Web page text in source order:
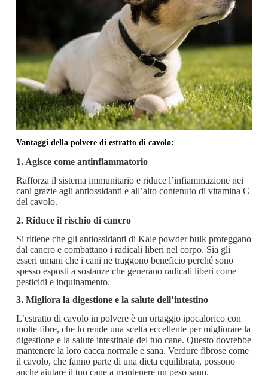
Vantaggi della polvere di estratto di cavolo:
1. Agisce come antinfiammatorio
Rafforza il sistema immunitario e riduce l’infiammazione nei
cani grazie agli antiossidanti e all’alto contenuto di vitamina C
del cavolo.
2. Riduce il rischio di cancro
Si ritiene che gli antiossidanti di Kale powder bulk proteggano
dal cancro e combattano i radicali liberi nel corpo. Sia gli
esseri umani che i cani ne traggono beneficio perché sono
spesso esposti a sostanze che generano radicali liberi come
pesticidi e inquinamento.
3. Migliora la digestione e la salute dell’intestino
L’estratto di cavolo in polvere è un ortaggio ipocalorico con
molte fibre, che lo rende una scelta eccellente per migliorare la
digestione e la salute intestinale del tuo cane. Questo dovrebbe
mantenere la loro cacca normale e sana. Verdure fibrose come
il cavolo, che fanno parte di una dieta equilibrata, possono
anche aiutare il tuo cane a mantenere un peso sano.